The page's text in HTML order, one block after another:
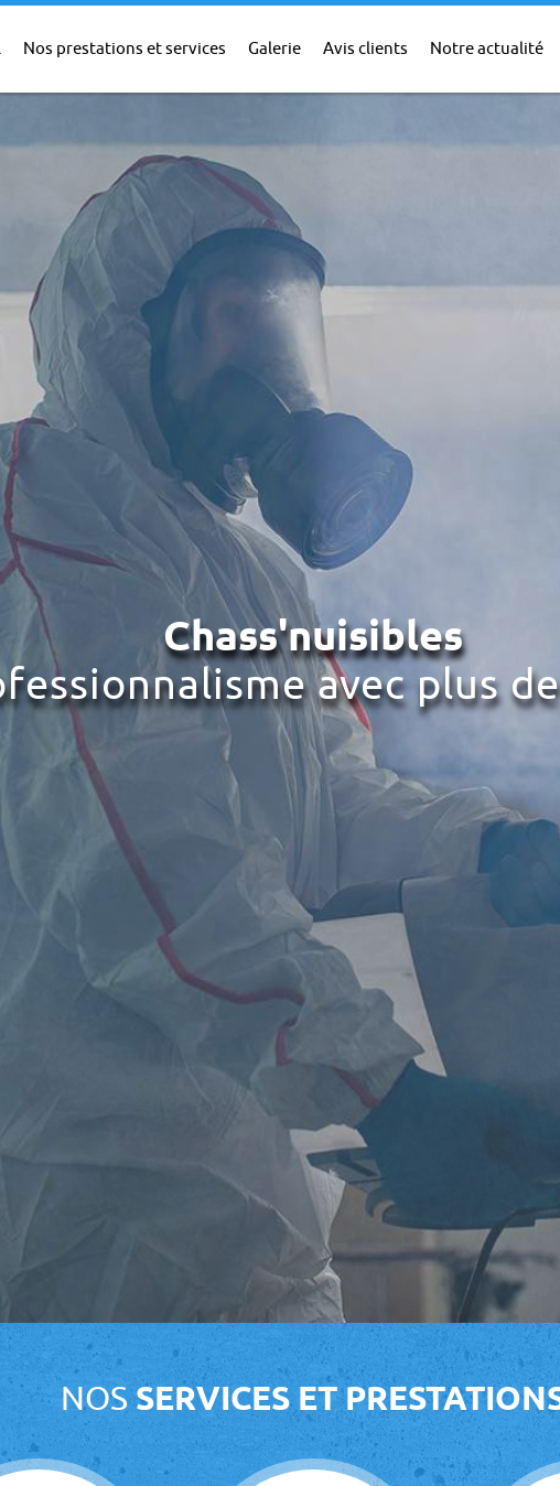
Nos prestations et services Galerie Avis clients Notre actualité
Chass'nuisibles
avec plus
NOSSERVICES ET